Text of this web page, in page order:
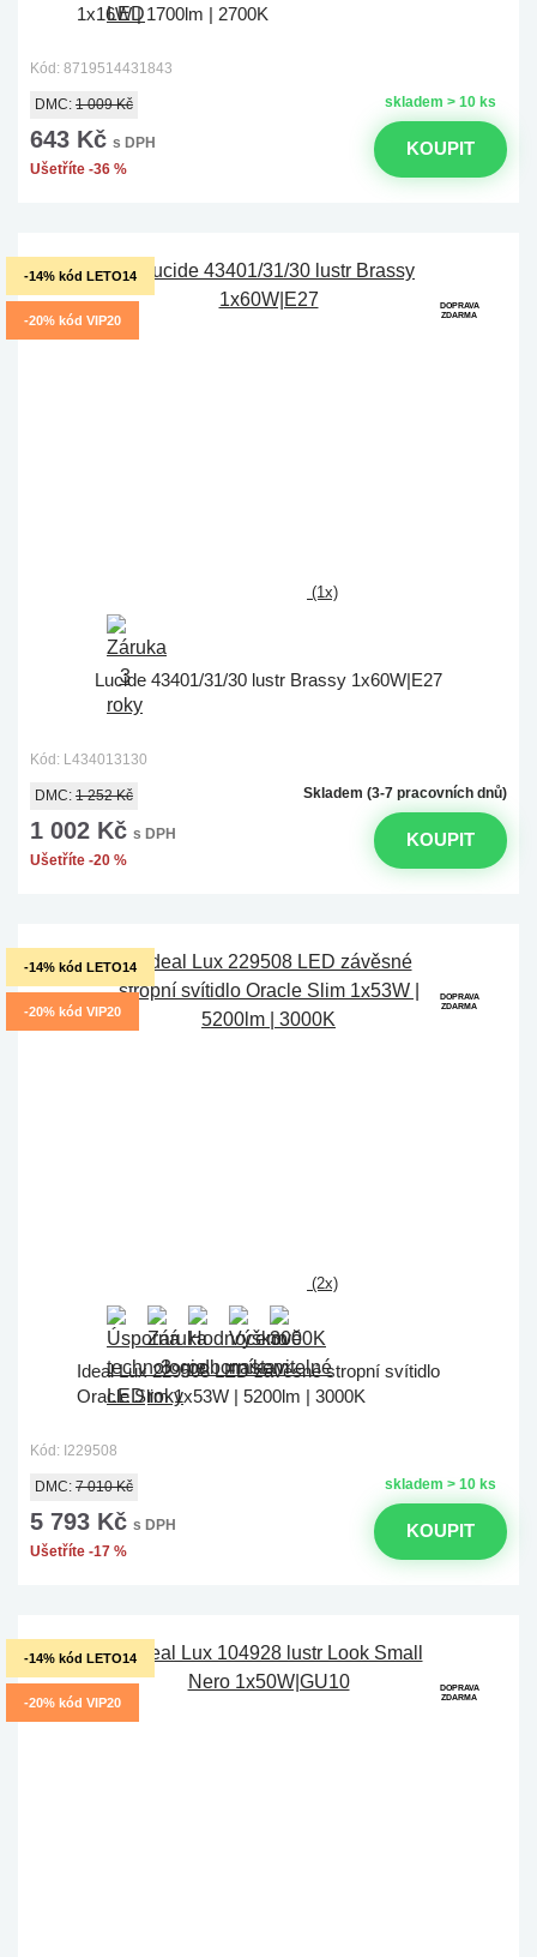
1x16W | 1700lm | 2700K
Kód: 8719514431843
skladem > 10 ks
DMC: 1 009 Kč
643 Kč s DPH
Ušetříte -36 %
KOUPIT
-14% kód LETO14
-20% kód VIP20
DOPRAVA
ZDARMA
(1x)
Lucide 43401/31/30 lustr Brassy 1x60W|E27
Kód: L434013130
Skladem (3-7 pracovních dnů)
DMC: 1 252 Kč
1 002 Kč s DPH
Ušetříte -20 %
KOUPIT
-14% kód LETO14
-20% kód VIP20
DOPRAVA
ZDARMA
(2x)
Ideal Lux 229508 LED závěsné stropní svítidlo
Oracle Slim 1x53W | 5200lm | 3000K
Kód: I229508
skladem > 10 ks
DMC: 7 010 Kč
5 793 Kč s DPH
Ušetříte -17 %
KOUPIT
-14% kód LETO14
-20% kód VIP20
DOPRAVA
ZDARMA